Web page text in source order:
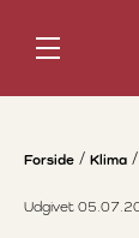
Forside Klima
Udgivet